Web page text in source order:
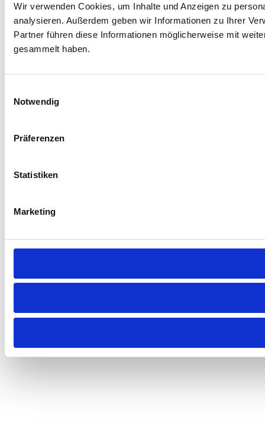
Wir verwenden Cookies, um Inhalte und Anzeigen zu
analysieren. Außerdem geben wir Informationen zu Ihrer
Partner führen diese Informationen möglicherweise mit
gesammelt haben.
Notwendig
Präferenzen
Statistiken
Marketing